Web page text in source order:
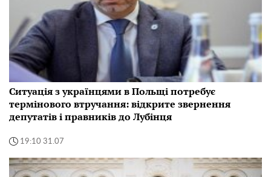
Ситуація з українцями в Польщі потребує
термінового втручання: відкрите звернення
депутатів і правників до Лубінця
19:10 31.07